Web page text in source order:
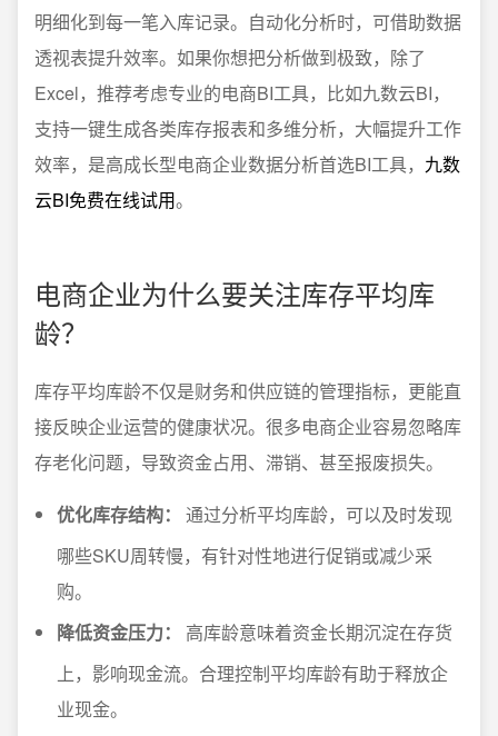
明细化到每一笔入库记录。自动化分析时，可借助数据
透视表提升效率。如果你想把分析做到极致，除了
Excel，推荐考虑专业的电商BI工具，比如九数云BI，
支持一键生成各类库存报表和多维分析，大幅提升工作
效率，是高成长型电商企业数据分析首选BI工具， 九数
云BI免费在线试用。
电商企业为什么要关注库存平均库
龄？
库存平均库龄不仅是财务和供应链的管理指标，更能直
接反映企业运营的健康状况。很多电商企业容易忽略库
存老化问题，导致资金占用、滞销、甚至报废损失。
优化库存结构：
通过分析平均库龄，可以及时发现
哪些SKU周转慢，有针对性地进行促销或减少采
购。
降低资金压力：
高库龄意味着资金长期沉淀在存货
上，影响现金流。合理控制平均库龄有助于释放企
业现金。